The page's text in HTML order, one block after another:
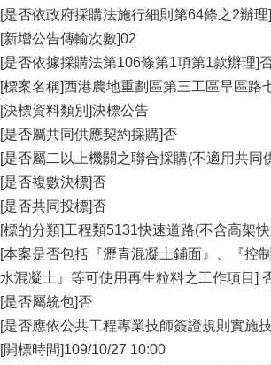
[是否依政府採購法施行細則第64條之2辦理
[新增公告傳輸次數]02
[是否依據採購法第106條第1項第1款辦理]
[標案名稱]西港農地重劃區第三工區旱區
[決標資料類別]決標公告
[是否屬共同供應契約採購]否
[是否屬二以上機關之聯合採購(不適用共同
[是否複數決標]否
[是否共同投標]否
[標的分類]工程類5131快速道路(不含高架
[本案是否包括『瀝青混凝土鋪面』、『控
水混凝土』等可使用再生粒料之工作項目]
[是否屬統包]否
[是否應依公共工程專業技師簽證規則實施
[開標時間]109/10/27 10:00